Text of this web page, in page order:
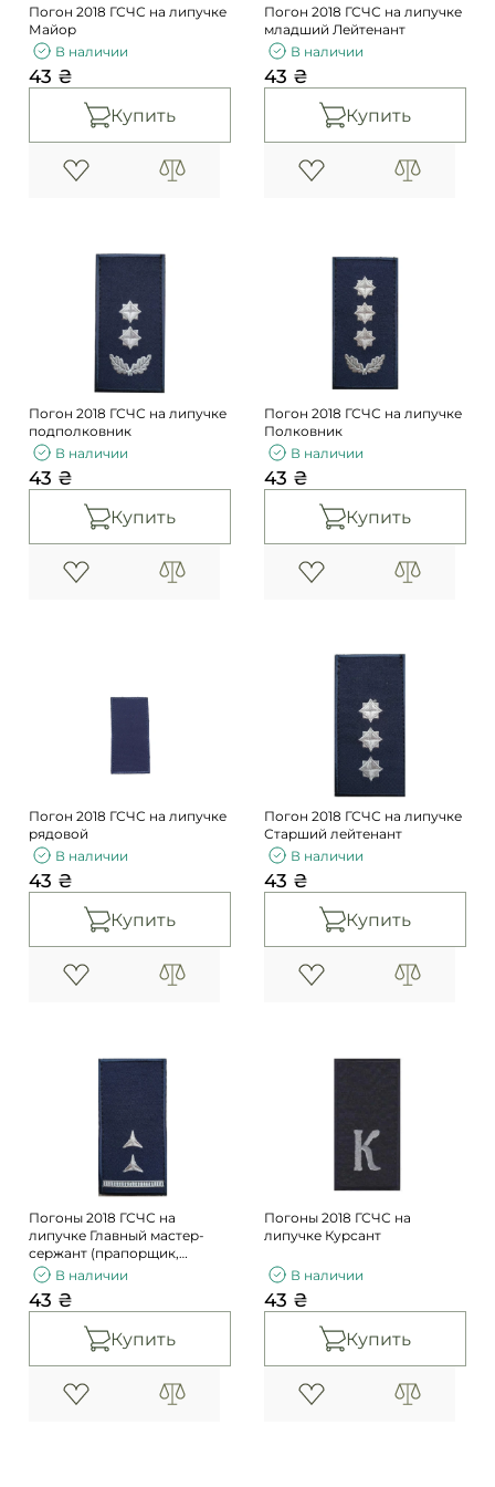
Погон 2018 ГСЧС на липучке
Майор
В наличии
43 ₴
Купить
Погон 2018 ГСЧС на липучке
младший Лейтенант
В наличии
43 ₴
Купить
Погон 2018 ГСЧС на липучке
подполковник
В наличии
43 ₴
Купить
Погон 2018 ГСЧС на липучке
Полковник
В наличии
43 ₴
Купить
Погон 2018 ГСЧС на липучке
рядовой
В наличии
43 ₴
Купить
Погон 2018 ГСЧС на липучке
Старший лейтенант
В наличии
43 ₴
Купить
Погоны 2018 ГСЧС на
липучке Главный мастер-
сержант (прапорщик,
старший прапорщик)
В наличии
43 ₴
Купить
Погоны 2018 ГСЧС на
липучке Курсант
В наличии
43 ₴
Купить